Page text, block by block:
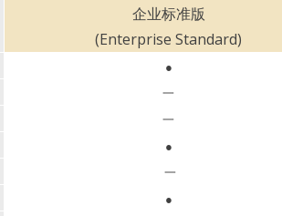
企业标准版
(Enterprise Standard)
●
一
一
●
一
●